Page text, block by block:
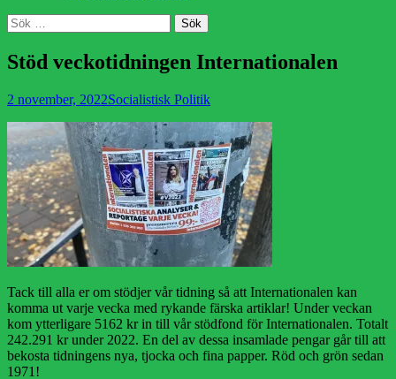
Sök
Sök
efter:
Stöd veckotidningen Internationalen
Publicerad
2 november, 2022Författare
Socialistisk Politik
Tack till alla er om stödjer vår tidning så att Internationalen kan
komma ut varje vecka med rykande färska artiklar! Under veckan
kom ytterligare 5162 kr in till vår stödfond för Internationalen. Totalt
242.291 kr under 2022. En del av dessa insamlade pengar går till att
bekosta tidningens nya, tjocka och fina papper. Röd och grön sedan
1971!